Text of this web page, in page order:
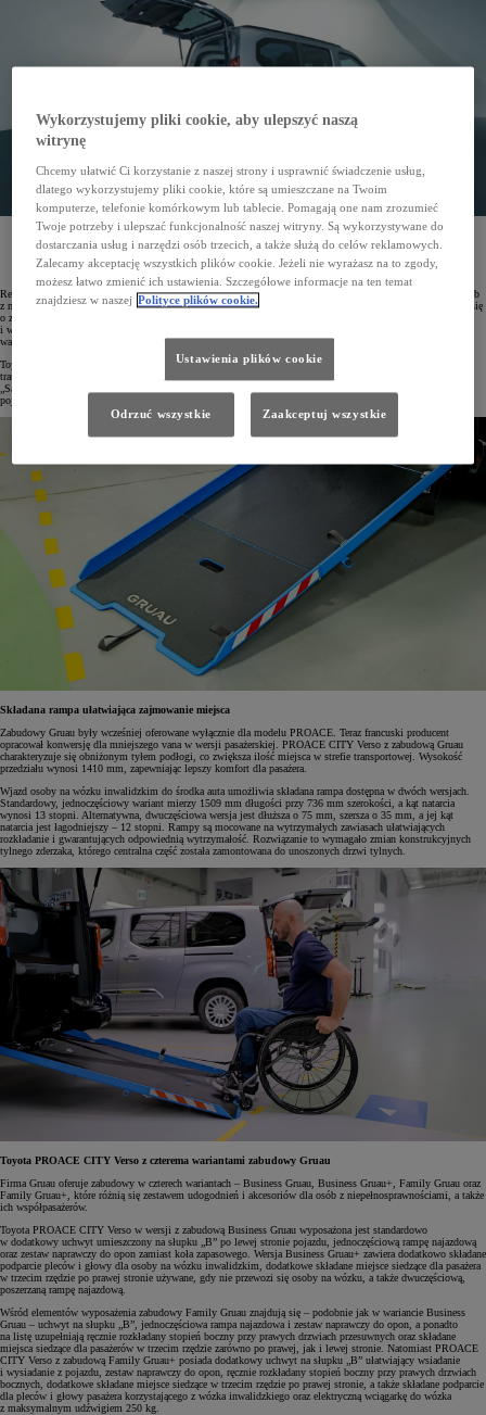
Toyota poszerzyła ofertę pojazdów dostosowanych do wygodnego i bezpiecznego przewozu osób
z niepełnosprawnościami. PROACE CITY Verso został wzbogacony o fabryczne pakiety Gruau,
a dzięki wsparciu finansowemu z Państwowego Funduszu Rehabilitacji Osób Niepełnosprawnych
(PFRON) cena samochodu zaczyna się już od 41 899 zł.
Realizując koncepcję „Mobilność dla wszystkich”, Toyota wprowadza pojazdy dostosowane do przewozu osób
z niepełnosprawnościami. Asortyment możliwych konwersji dla modelu PROACE CITY Verso powiększył się
o zabudowy wykonane przez znaną firmę Gruau z Francji. Udogodnienia poprawiające komfort wsiadania
i wysiadania oraz gwarantujące komfortowe i bezpieczne podróżowanie zaprojektowano dla 7-osobowego
wariantu nadwozia Long z tylną klapą w wersjach Business i Family.
Toyoty PROACE CITY Verso z zabudową Gruau wyprodukowano zgodnie z wymogami dotyczącymi
transportu osób z niepełnosprawnością i kwalifikują się do przyznania dotacji w programie PFRON
„Samodzielność – Aktywność – Mobilność!”. Przy najwyższym dofinansowaniu wynoszącym 85% ceny
pojazdu, PROACE CITY Verso z zabudową Gruau można nabyć już od 41 899 złotych.
Składana rampa ułatwiająca zajmowanie miejsca
Zabudowy Gruau były wcześniej oferowane wyłącznie dla modelu PROACE. Teraz francuski producent
opracował konwersję dla mniejszego vana w wersji pasażerskiej. PROACE CITY Verso z zabudową Gruau
charakteryzuje się obniżonym tyłem podłogi, co zwiększa ilość miejsca w strefie transportowej. Wysokość
przedziału wynosi 1410 mm, zapewniając lepszy komfort dla pasażera.
Wjazd osoby na wózku inwalidzkim do środka auta umożliwia składana rampa dostępna w dwóch wersjach.
Standardowy, jednoczęściowy wariant mierzy 1509 mm długości przy 736 mm szerokości, a kąt natarcia
wynosi 13 stopni. Alternatywna, dwuczęściowa wersja jest dłuższa o 75 mm, szersza o 35 mm, a jej kąt
natarcia jest łagodniejszy – 12 stopni. Rampy są mocowane na wytrzymałych zawiasach ułatwiających
rozkładanie i gwarantujących odpowiednią wytrzymałość. Rozwiązanie to wymagało zmian konstrukcyjnych
tylnego zderzaka, którego centralna część została zamontowana do unoszonych drzwi tylnych.
Toyota PROACE CITY Verso z czterema wariantami zabudowy Gruau
Firma Gruau oferuje zabudowy w czterech wariantach – Business Gruau, Business Gruau+, Family Gruau oraz
Family Gruau+, które różnią się zestawem udogodnień i akcesoriów dla osób z niepełnosprawnościami, a także
ich współpasażerów.
Toyota PROACE CITY Verso w wersji z zabudową Business Gruau wyposażona jest standardowo
w dodatkowy uchwyt umieszczony na słupku „B” po lewej stronie pojazdu, jednoczęściową rampę najazdową
oraz zestaw naprawczy do opon zamiast koła zapasowego. Wersja Business Gruau+ zawiera dodatkowo składane
podparcie pleców i głowy dla osoby na wózku inwalidzkim, dodatkowe składane miejsce siedzące dla pasażera
w trzecim rzędzie po prawej stronie używane, gdy nie przewozi się osoby na wózku, a także dwuczęściową,
poszerzaną rampę najazdową.
Wśród elementów wyposażenia zabudowy Family Gruau znajdują się – podobnie jak w wariancie Business
Gruau – uchwyt na słupku „B”, jednoczęściowa rampa najazdowa i zestaw naprawczy do opon, a ponadto
na listę uzupełniają ręcznie rozkładany stopień boczny przy prawych drzwiach przesuwnych oraz składane
miejsca siedzące dla pasażerów w trzecim rzędzie zarówno po prawej, jak i lewej stronie. Natomiast PROACE
CITY Verso z zabudową Family Gruau+ posiada dodatkowy uchwyt na słupku „B” ułatwiający wsiadanie
i wysiadanie z pojazdu, zestaw naprawczy do opon, ręcznie rozkładany stopień boczny przy prawych drzwiach
bocznych, dodatkowe składane miejsce siedzące w trzecim rzędzie po prawej stronie, a także składane podparcie
dla pleców i głowy pasażera korzystającego z wózka inwalidzkiego oraz elektryczną wciągarkę do wózka
z maksymalnym udźwigiem 250 kg.
Wykorzystujemy pliki cookie, aby ulepszyć naszą
witrynę
Chcemy ułatwić Ci korzystanie z naszej strony i usprawnić świadczenie usług,
dlatego wykorzystujemy pliki cookie, które są umieszczane na Twoim
komputerze, telefonie komórkowym lub tablecie. Pomagają one nam zrozumieć
Twoje potrzeby i ulepszać funkcjonalność naszej witryny. Są wykorzystywane do
dostarczania usług i narzędzi osób trzecich, a także służą do celów reklamowych.
Zalecamy akceptację wszystkich plików cookie. Jeżeli nie wyrażasz na to zgody,
możesz łatwo zmienić ich ustawienia. Szczegółowe informacje na ten temat
znajdziesz w naszej Polityce plików cookie.
Ustawienia plików cookie
Odrzuć wszystkie Zaakceptuj wszystkie